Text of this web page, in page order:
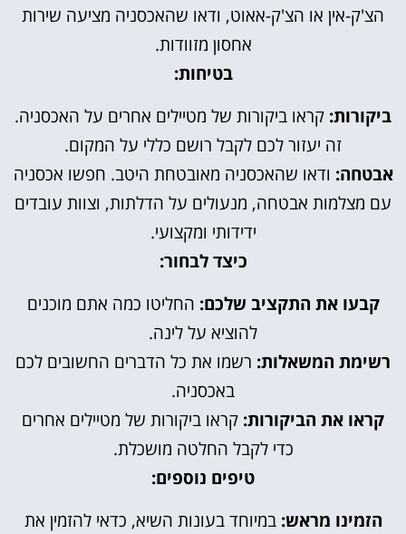
הצ'ק-אין או הצ'ק-אאוט, ודאו שהאכסניה מציעה שירות
אחסון מזוודות.
בטיחות:
ביקורות: קראו ביקורות של מטיילים אחרים על האכסניה.
זה יעזור לכם לקבל רושם כללי על המקום.
אבטחה: ודאו שהאכסניה מאובטחת היטב. חפשו אכסניה
עם מצלמות אבטחה, מנעולים על הדלתות, וצוות עובדים
ידידותי ומקצועי.
כיצד לבחור:
קבעו את התקציב שלכם: החליטו כמה אתם מוכנים
להוציא על לינה.
רשימת המשאלות: רשמו את כל הדברים החשובים לכם
באכסניה.
קראו את הביקורות: קראו ביקורות של מטיילים אחרים
כדי לקבל החלטה מושכלת.
טיפים נוספים:
הזמינו מראש: במיוחד בעונות השיא, כדאי להזמין את